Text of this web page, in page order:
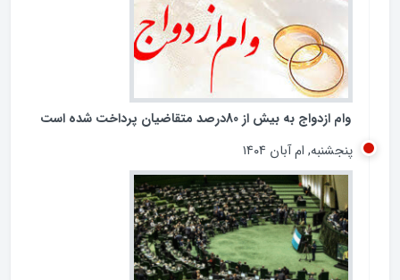
جمعه, ام آذر ۱۴۰۴
وام ازدواج به بیش از 80درصد متقاضیان پرداخت شده است
پنجشنبه, ام آبان ۱۴۰۴